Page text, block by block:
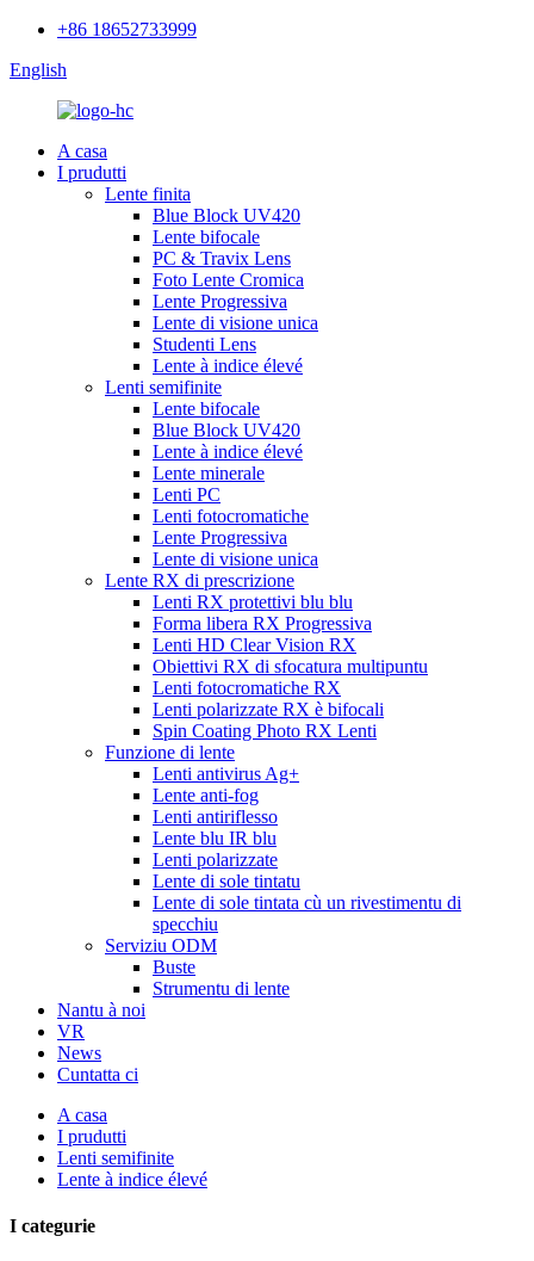
+86 18652733999
English
A casa
I prudutti
Lente finita
Blue Block UV420
Lente bifocale
PC & Travix Lens
Foto Lente Cromica
Lente Progressiva
Lente di visione unica
Studenti Lens
Lente à indice élevé
Lenti semifinite
Lente bifocale
Blue Block UV420
Lente à indice élevé
Lente minerale
Lenti PC
Lenti fotocromatiche
Lente Progressiva
Lente di visione unica
Lente RX di prescrizione
Lenti RX protettivi blu blu
Forma libera RX Progressiva
Lenti HD Clear Vision RX
Obiettivi RX di sfocatura multipuntu
Lenti fotocromatiche RX
Lenti polarizzate RX è bifocali
Spin Coating Photo RX Lenti
Funzione di lente
Lenti antivirus Ag+
Lente anti-fog
Lenti antiriflesso
Lente blu IR blu
Lenti polarizzate
Lente di sole tintatu
Lente di sole tintata cù un rivestimentu di
specchiu
Serviziu ODM
Buste
Strumentu di lente
Nantu à noi
VR
News
Cuntatta ci
A casa
I prudutti
Lenti semifinite
Lente à indice élevé
I categurie